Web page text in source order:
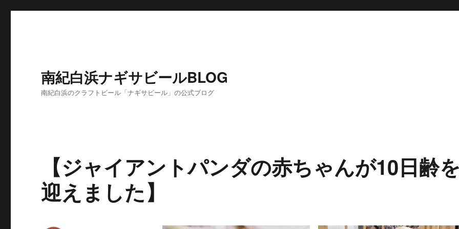
南紀白浜ナギサビールBLOG
南紀白浜のクラフトビール「ナギサビール」の公式ブログ
【ジャイアントパンダの赤ちゃんが10日齢
迎えました】